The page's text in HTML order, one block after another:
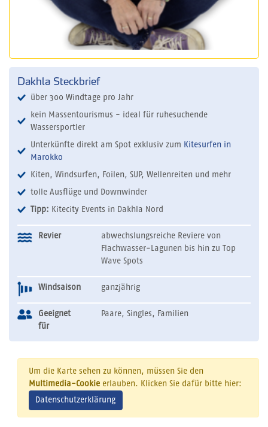
Dakhla Steckbrief
über 300 Windtage pro Jahr
kein Massentourismus - ideal für ruhesuchende
Wassersportler
Unterkünfte direkt am Spot exklusiv zum Kitesurfen in
Marokko
Kiten, Windsurfen, Foilen, SUP, Wellenreiten und mehr
tolle Ausflüge und Downwinder
Tipp: Kitecity Events in Dakhla Nord
Revier
abwechslungsreiche Reviere von
Flachwasser-Lagunen bis hin zu Top
Wave Spots
Windsaison ganzjährig
Geeignet
für
Paare, Singles, Familien
Um die Karte sehen zu können, müssen Sie den
Multimedia-Cookieerlauben. Klicken Sie dafür bitte hier:
Datenschutzerklärung